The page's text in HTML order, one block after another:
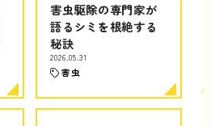
害虫駆除の専門家が
語るシミを根絶する
秘訣
2026.05.31
害虫